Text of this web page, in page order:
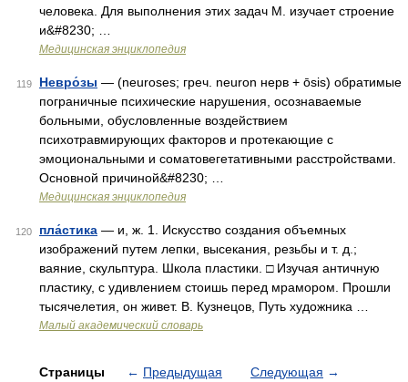
человека. Для выполнения этих задач М. изучает строение
и&#8230; …
Медицинская энциклопедия
119 Невро́зы — (neuroses; греч. neuron нерв + ōsis) обратимые
пограничные психические нарушения, осознаваемые
больными, обусловленные воздействием
психотравмирующих факторов и протекающие с
эмоциональными и соматовегетативными расстройствами.
Основной причиной&#8230; …
Медицинская энциклопедия
120 пла́стика — и, ж. 1. Искусство создания объемных
изображений путем лепки, высекания, резьбы и т. д.;
ваяние, скульптура. Школа пластики. □ Изучая античную
пластику, с удивлением стоишь перед мрамором. Прошли
тысячелетия, он живет. В. Кузнецов, Путь художника …
Малый академический словарь
Страницы ← Предыдущая Следующая →